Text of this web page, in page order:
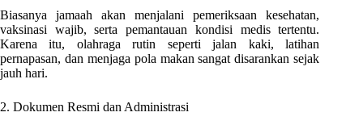
Biasanya jamaah akan menjalani pemeriksaan kesehatan,
vaksinasi wajib, serta pemantauan kondisi medis tertentu.
Karena itu, olahraga rutin seperti jalan kaki, latihan
pernapasan, dan menjaga pola makan sangat disarankan sejak
jauh hari.
2. Dokumen Resmi dan Administrasi